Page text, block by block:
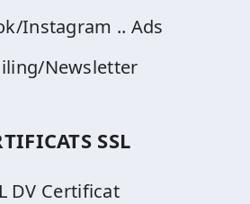
Instagram .. Ads
Newsletter
SSL
DV Certificat